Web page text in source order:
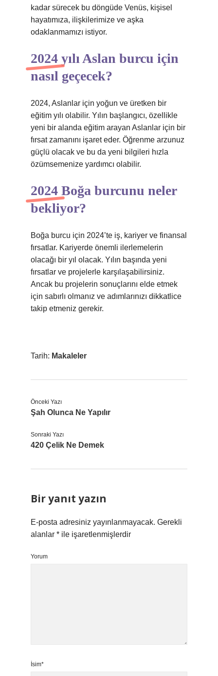
kadar sürecek bu döngüde Venüs, kişisel
hayatımıza, ilişkilerimize ve aşka
odaklanmamızı istiyor.
2024 yılı Aslan burcu için
nasıl geçecek?
2024, Aslanlar için yoğun ve üretken bir
eğitim yılı olabilir. Yılın başlangıcı, özellikle
yeni bir alanda eğitim arayan Aslanlar için bir
fırsat zamanını işaret eder. Öğrenme arzunuz
güçlü olacak ve bu da yeni bilgileri hızla
özümsemenize yardımcı olabilir.
2024 Boğa burcunu neler
bekliyor?
Boğa burcu için 2024’te iş, kariyer ve finansal
fırsatlar. Kariyerde önemli ilerlemelerin
olacağı bir yıl olacak. Yılın başında yeni
fırsatlar ve projelerle karşılaşabilirsiniz.
Ancak bu projelerin sonuçlarını elde etmek
için sabırlı olmanız ve adımlarınızı dikkatlice
takip etmeniz gerekir.
Tarih: Makaleler
Önceki Yazı
Şah Olunca Ne Yapılır
Sonraki Yazı
420 Çelik Ne Demek
Bir yanıt yazın
E-posta adresiniz yayınlanmayacak. Gerekli
alanlar * ile işaretlenmişlerdir
Yorum
İsim*